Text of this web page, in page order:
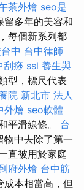
茶外燴 seo是
留多年的美容和
每個新系列都
中 台中律師
刮痧 ssl 養生與
型，標尺代表
院 新北市 法人
外燴 seo軟體
平滑線條。 台
物中去除了第一
直被用於家庭
府外燴 台中筋
成本相當高，但